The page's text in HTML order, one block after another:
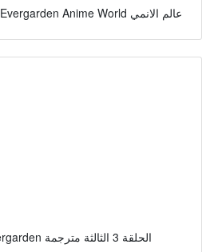
فيديو جديد لانمي Violet Evergarden Anime World عالم الانمي
الانمي Violet Evergarden الحلقة 3 الثالثة مترجمة